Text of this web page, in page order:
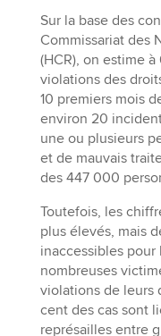
Sur la base des
Commissariat des
(HCR), on estime
violations des
10 premiers mois
environ 20
une ou plusieurs
et de mauvais
des 447 000
Toutefois, les
plus élevés, mais
inaccessibles pour
nombreuses
violations de leurs
cent des cas sont
représailles entre